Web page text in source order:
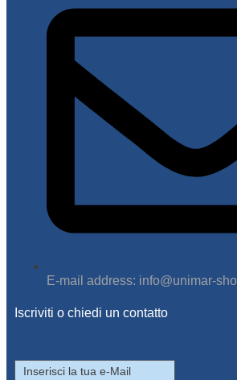
E-mail address: info@unimar-
Iscriviti o chiedi un contatto